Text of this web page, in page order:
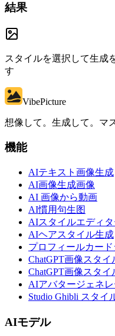
結果
スタイルを選択して生成
す
VibePicture
想像して。生成して。マ
機能
AIテキスト画像生成
AI画像生成画像
AI 画像から動画
AI慣用句生图
AIスタイルエディタ
AIヘアスタイル生成
プロフィールカー
ChatGPT画像スタ
ChatGPT画像スタイ
AIアバタージェネ
Studio Ghibli スタイ
AIモデル